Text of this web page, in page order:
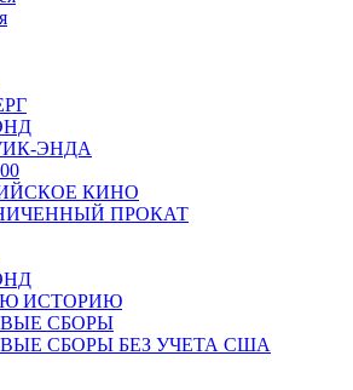
ЭНДА
КИНО
ПРОКАТ
ИСТОРИЮ
СБОРЫ
СБОРЫ БЕЗ УЧЕТА США